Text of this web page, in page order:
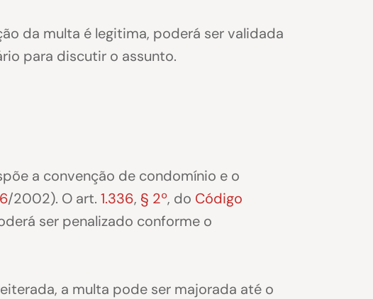
da multa é legitima, poderá ser validada
para discutir o assunto.
a convenção de condomínio e o
/2002). O art. 1.336, § 2º, do Código
ser penalizado conforme o
a multa pode ser majorada até o